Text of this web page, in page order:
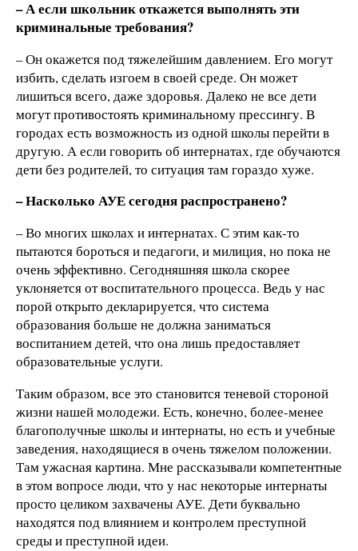
– А если школьник откажется выполнять эти
криминальные требования?
– Он окажется под тяжелейшим давлением. Его могут
избить, сделать изгоем в своей среде. Он может
лишиться всего, даже здоровья. Далеко не все дети
могут противостоять криминальному прессингу. В
городах есть возможность из одной школы перейти в
другую. А если говорить об интернатах, где обучаются
дети без родителей, то ситуация там гораздо хуже.
– Насколько АУЕ сегодня распространено?
– Во многих школах и интернатах. С этим как-то
пытаются бороться и педагоги, и милиция, но пока не
очень эффективно. Сегодняшняя школа скорее
уклоняется от воспитательного процесса. Ведь у нас
порой открыто декларируется, что система
образования больше не должна заниматься
воспитанием детей, что она лишь предоставляет
образовательные услуги.
Таким образом, все это становится теневой стороной
жизни нашей молодежи. Есть, конечно, более-менее
благополучные школы и интернаты, но есть и учебные
заведения, находящиеся в очень тяжелом положении.
Там ужасная картина. Мне рассказывали компетентные
в этом вопросе люди, что у нас некоторые интернаты
просто целиком захвачены АУЕ. Дети буквально
находятся под влиянием и контролем преступной
среды и преступной идеи.